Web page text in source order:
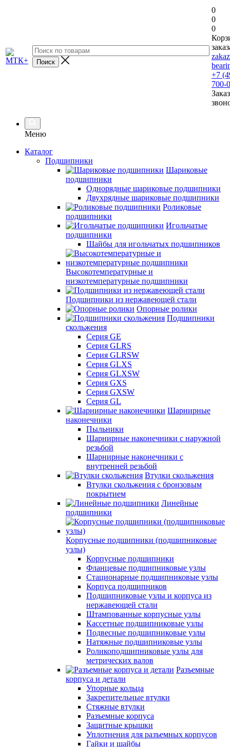
0
0
0
+7
700-
Меню
Каталог
Подшипники
Шариковые
подшипники
Однорядные шариковые подшипники
Двухрядные шариковые подшипники
Роликовые
подшипники
Игольчатые
подшипники
Шайбы для игольчатых подшипников
Высокотемпературные и
низкотемпературные подшипники
Подшипники из нержавеющей стали
Опорные ролики
Подшипники
скольжения
Серия GE
Серия GLRS
Серия GLRSW
Серия GLXS
Серия GLXSW
Серия GXS
Серия GXSW
Серия GL
Шарнирные
наконечники
Пыльники
Шарнирные наконечники с наружной
резьбой
Шарнирные наконечники с
внутренней резьбой
Втулки скольжения
Втулки скольжения с бронзовым
покрытием
Линейные
подшипники
Корпусные подшипники (подшипниковые
узлы)
Корпусные подшипники
Фланцевые подшипниковые узлы
Стационарные подшипниковые узлы
Корпуса подшипников
Подшипниковые узлы и корпуса из
нержавеющей стали
Штампованные корпусные узлы
Кассетные подшипниковые узлы
Подвесные подшипниковые узлы
Натяжные подшипниковые узлы
Роликоподшипниковые узлы для
метрических валов
Разъемные
корпуса и детали
Упорные кольца
Закрепительные втулки
Стяжные втулки
Разъемные корпуса
Защитные крышки
Уплотнения для разъемных корпусов
Гайки и шайбы